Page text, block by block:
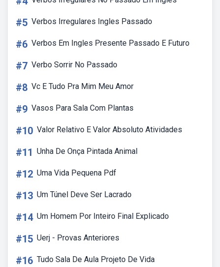
#5 Verbos Irregulares Ingles Passado
#6 Verbos Em Ingles Presente Passado E Futuro
#7 Verbo Sorrir No Passado
#8 Vc E Tudo Pra Mim Meu Amor
#9 Vasos Para Sala Com Plantas
#10 Valor Relativo E Valor Absoluto Atividades
#11 Unha De Onça Pintada Animal
#12 Uma Vida Pequena Pdf
#13 Um Túnel Deve Ser Lacrado
#14 Um Homem Por Inteiro Final Explicado
#15 Uerj - Provas Anteriores
#16 Tudo Sala De Aula Projeto De Vida